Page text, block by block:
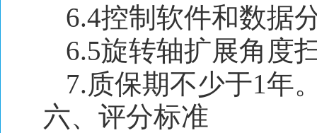
6.4控制软件和数据
6.5旋转轴扩展角度
7.质保期不少于1年
六、评分标准